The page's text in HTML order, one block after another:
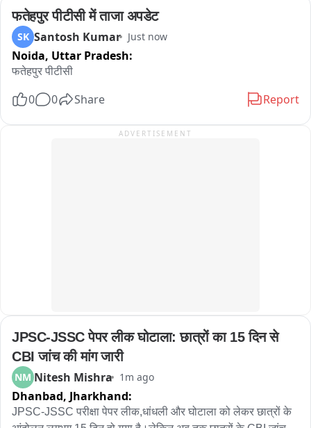
की आबादी गांव में कर रही निवास, सड़क नहीं होने से ग्रामीणों की बड़ी
परेशानी, ग्रामीण सरकारी सिस्टम से गांव के लिए मांग रहे सड़क, अंबाह
तहसील के ग्राम पंचायत रूअर चतुर सिंह की हवेली गांव का मामला
फतेहपुर पीटीसी में ताजा अपडेट
SK Santosh Kumar Just now
Noida, Uttar Pradesh:
फतेहपुर पीटीसी
0 0 Share Report
ADVERTISEMENT
JPSC-JSSC पेपर लीक घोटाला: छात्रों का 15 दिन से
CBI जांच की मांग जारी
NM Nitesh Mishra 1m ago
Dhanbad, Jharkhand:
JPSC-JSSC परीक्षा पेपर लीक,धांधली और घोटाला को लेकर छात्रों के